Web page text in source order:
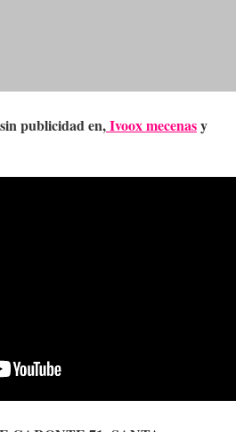
publicidad en,Ivoox mecenasy